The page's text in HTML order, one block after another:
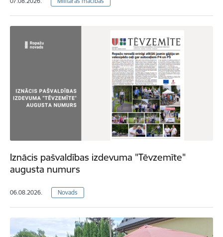
Iznācis pašvaldības izdevuma "Tēvzemīte"
augusta numurs
06.08.2026. Novads